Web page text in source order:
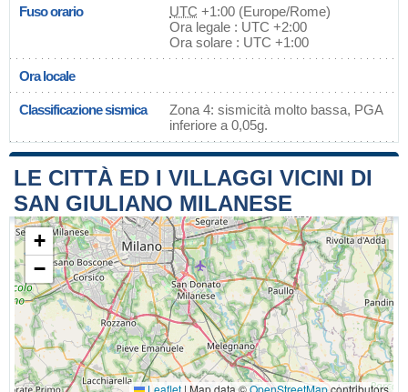
Fuso orario UTC +1:00 (Europe/Rome)
Ora legale : UTC +2:00
Ora solare : UTC +1:00
Ora locale
Classificazione sismica
Zona 4: sismicità molto bassa, PGA
inferiore a 0,05g.
LE CITTÀ ED I VILLAGGI VICINI DI
SAN GIULIANO MILANESE
+
−
Leaflet | Map data ©OpenStreetMapcontributors